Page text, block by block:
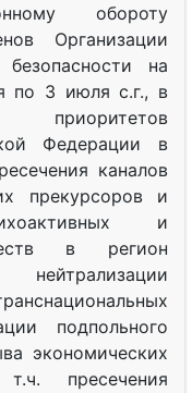
обороту
Организации
на
по 3 июля с.г., в
Федерации в
каналов
прекурсоров и
и
в регион
подпольного
экономических
пресечения